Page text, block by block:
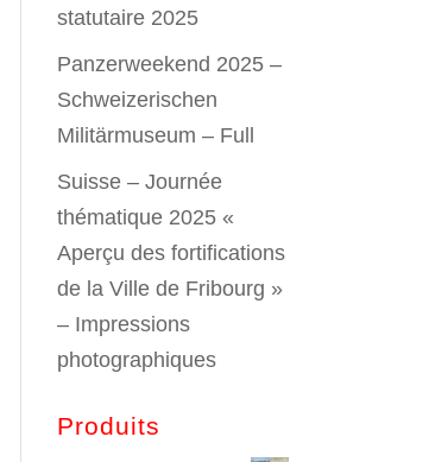
statutaire 2025
Panzerweekend 2025 –
Schweizerischen
Militärmuseum – Full
Suisse – Journée
thématique 2025 «
Aperçu des fortifications
de la Ville de Fribourg »
– Impressions
photographiques
Produits